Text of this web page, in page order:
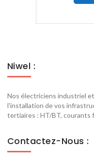
Niwel :
Nos électriciens industriel
l'installation de vos
tertiaires : HT/BT, courants
Contactez-Nous :